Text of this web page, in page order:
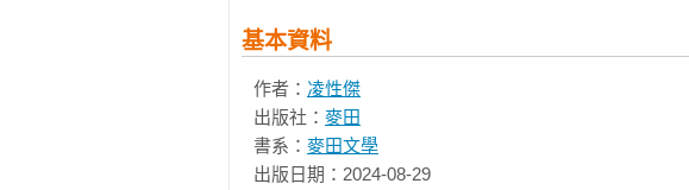
──〈直到燈火闌珊〉
大師的化身，意謂遍路者不是孤伶伶的一個人，艱辛的
著「同行二人」。
一千兩百年來，無數僧侶、信眾來到四國，追隨弘
是佛教徒的修行之路，這條路線還廣受健行者與觀光客
旅，或許每個人目的不同，但其中或多或少有一種神
基本資料
作者： 凌性傑
出版社： 麥田
書系： 麥田文學
出版日期：2024-08-29